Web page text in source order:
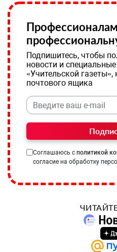
Подпишитесь, чтобы
новости и
«Учительской газеты»,
почтового ящика
Соглашаюсь с политикой
согласие на обработку
ЧИТАЙТЕ